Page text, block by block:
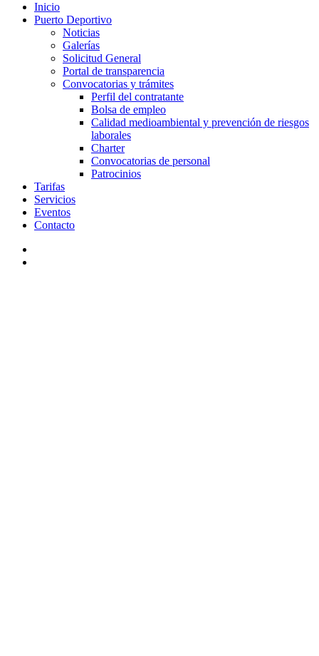
Inicio
Puerto Deportivo
Noticias
Galerías
Solicitud General
Portal de transparencia
Convocatorias y trámites
Perfil del contratante
Bolsa de empleo
Calidad medioambiental y prevención de riesgos
laborales
Charter
Convocatorias de personal
Patrocinios
Tarifas
Servicios
Eventos
Contacto